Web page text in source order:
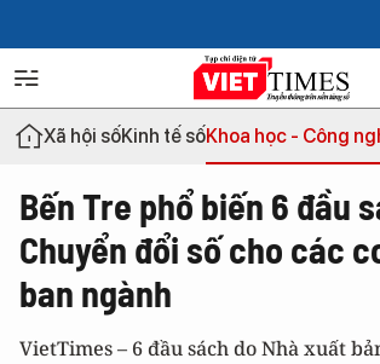
Xã hội sốKinh tế sốKhoa học - Công
Bến Tre phổ biến 6 đầu
Chuyển đổi số cho các
ban ngành
VietTimes – 6 đầu sách do Nhà xuất